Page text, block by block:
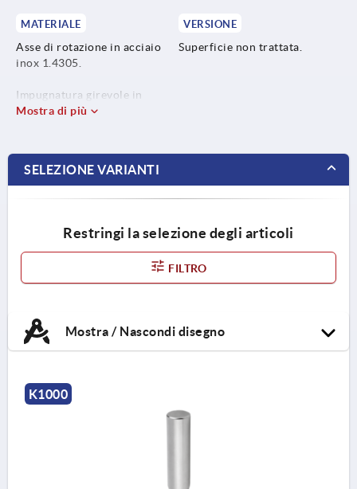
MATERIALE
Asse di rotazione in acciaio
inox 1.4305.
Impugnatura girevole in
acciaio inox 1.4305.
VERSIONE
Superficie non trattata.
Mostra di più
SELEZIONE VARIANTI
Restringi la selezione degli articoli
FILTRO
Mostra / Nascondi disegno
K1000